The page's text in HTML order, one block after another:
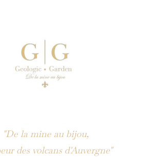
"De la mine au bijou,
des volcans d'Auvergne"